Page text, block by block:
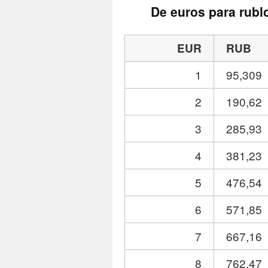
De euros para
EUR
RUB
1
95,309
2
190,62
3
285,93
4
381,23
5
476,54
6
571,85
7
667,16
8
762,47